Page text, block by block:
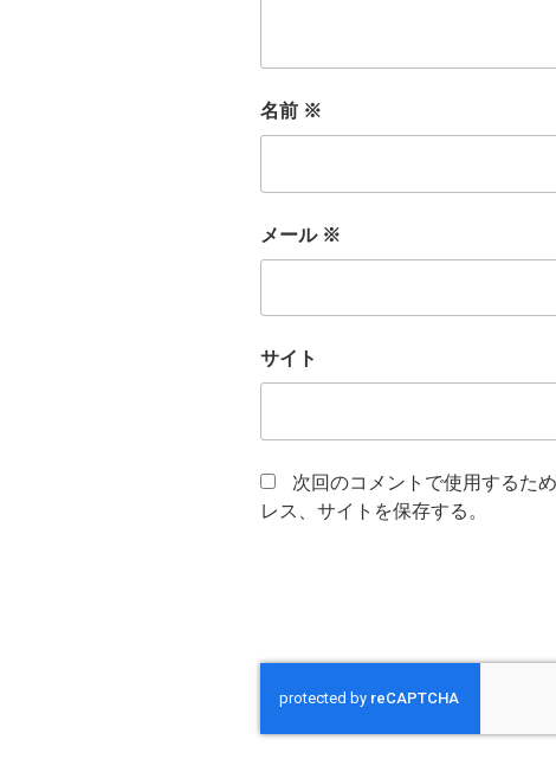
名前 ※
メール ※
サイト
次回のコメントで使用するた
レス、サイトを保存する。